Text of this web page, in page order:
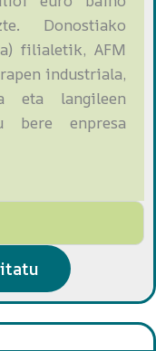
Donostiako
filialetik, AFM
industriala,
eta langileen
bere enpresa